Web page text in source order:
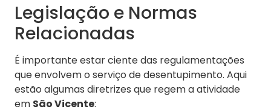
Legislação e Normas
Relacionadas
É importante estar ciente das regulamentações
que envolvem o serviço de desentupimento. Aqui
estão algumas diretrizes que regem a atividade
em São Vicente: